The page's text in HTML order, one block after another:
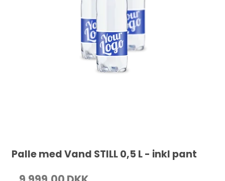
Palle med Vand STILL 0,5 L - inkl pant